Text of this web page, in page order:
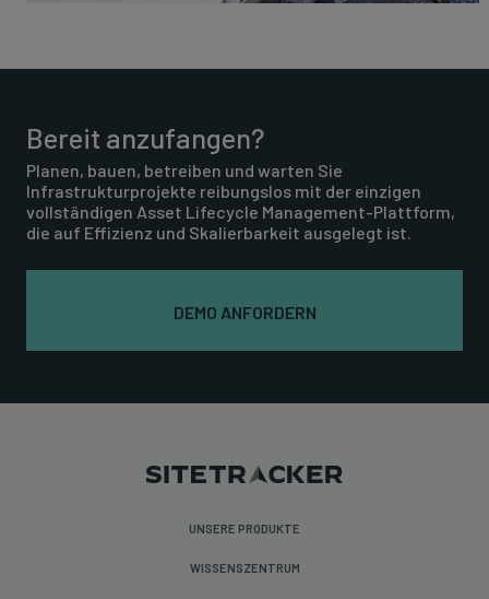
Bereit anzufangen?
Planen, bauen, betreiben und warten Sie
Infrastrukturprojekte reibungslos mit der einzigen
vollständigen Asset Lifecycle Management-Plattform,
die auf Effizienz und Skalierbarkeit ausgelegt ist.
DEMO ANFORDERN
UNSERE PRODUKTE
WISSENSZENTRUM